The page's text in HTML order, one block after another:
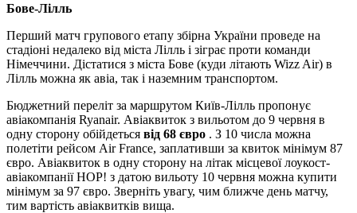
Бове-Лілль
Перший матч групового етапу збірна України проведе на
стадіоні недалеко від міста Лілль і зіграє проти команди
Німеччини. Дістатися з міста Бове (куди літають Wizz Air) в
Лілль можна як авіа, так і наземним транспортом.
Бюджетний переліт за маршрутом Київ-Лілль пропонує
авіакомпанія Ryanair. Авіаквиток з вильотом до 9 червня в
одну сторону обійдеться від 68 євро . З 10 числа можна
полетіти рейсом Air France, заплативши за квиток мінімум 87
євро. Авіаквиток в одну сторону на літак місцевої лоукост-
авіакомпанії HOP! з датою вильоту 10 червня можна купити
мінімум за 97 євро. Зверніть увагу, чим ближче день матчу,
тим вартість авіаквитків вища.